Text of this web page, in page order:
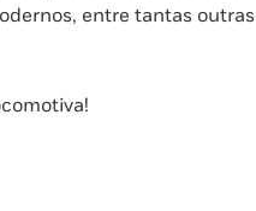
entre tantas outras